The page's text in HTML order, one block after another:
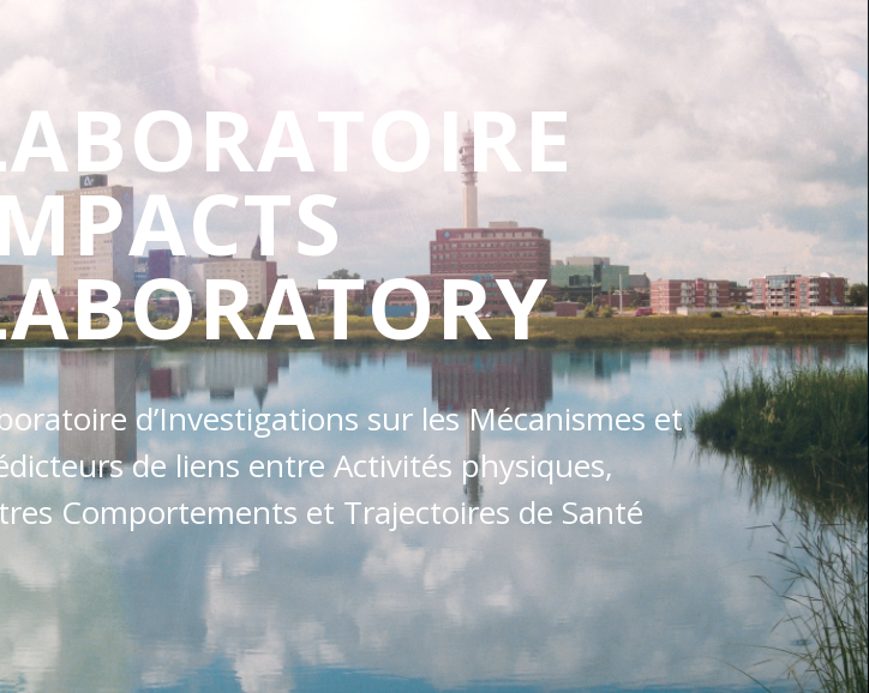
d’Investigations sur les Mécanismes et
de liens entre Activités physiques,
Comportements et Trajectoires de Santé